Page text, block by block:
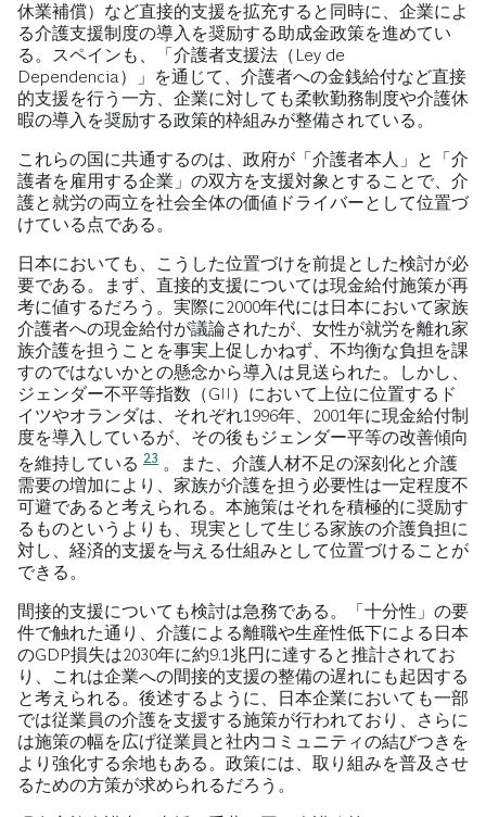
休業補償）など直接的支援を拡充すると同時に、企業によ
る介護支援制度の導入を奨励する助成金政策を進めてい
る。スペインも、「介護者支援法（Ley de
Dependencia）」を通じて、介護者への金銭給付など直接
的支援を行う一方、企業に対しても柔軟勤務制度や介護休
暇の導入を奨励する政策的枠組みが整備されている。
これらの国に共通するのは、政府が「介護者本人」と「介
護者を雇用する企業」の双方を支援対象とすることで、介
護と就労の両立を社会全体の価値ドライバーとして位置づ
けている点である。
日本においても、こうした位置づけを前提とした検討が必
要である。まず、直接的支援については現金給付施策が再
考に値するだろう。実際に2000年代には日本において家族
介護者への現金給付が議論されたが、女性が就労を離れ家
族介護を担うことを事実上促しかねず、不均衡な負担を課
すのではないかとの懸念から導入は見送られた。しかし、
ジェンダー不平等指数（GII）において上位に位置するド
イツやオランダは、それぞれ1996年、2001年に現金給付制
度を導入しているが、その後もジェンダー平等の改善傾向
を維持している 23 。また、介護人材不足の深刻化と介護
需要の増加により、家族が介護を担う必要性は一定程度不
可避であると考えられる。本施策はそれを積極的に奨励す
るものというよりも、現実として生じる家族の介護負担に
対し、経済的支援を与える仕組みとして位置づけることが
できる。
間接的支援についても検討は急務である。「十分性」の要
件で触れた通り、介護による離職や生産性低下による日本
のGDP損失は2030年に約9.1兆円に達すると推計されてお
り、これは企業への間接的支援の整備の遅れにも起因する
と考えられる。後述するように、日本企業においても一部
では従業員の介護を支援する施策が行われており、さらに
は施策の幅を広げ従業員と社内コミュニティの結びつきを
より強化する余地もある。政策には、取り組みを普及させ
るための方策が求められるだろう。